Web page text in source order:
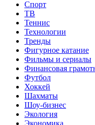
Спорт
ТВ
Теннис
Технологии
Тренды
Фигурное катание
Фильмы и сериалы
Финансовая
Футбол
Хоккей
Шахматы
Шоу-бизнес
Экология
Экономика